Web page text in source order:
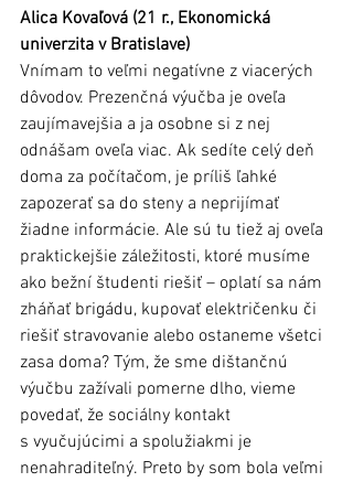
Alica Kovaľová (21 r., Ekonomická
univerzita v Bratislave)
Vnímam to veľmi negatívne z viacerých
dôvodov. Prezenčná výučba je oveľa
zaujímavejšia a ja osobne si z nej
odnášam oveľa viac. Ak sedíte celý deň
doma za počítačom, je príliš ľahké
zapozerať sa do steny a neprijímať
žiadne informácie. Ale sú tu tiež aj oveľa
praktickejšie záležitosti, ktoré musíme
ako bežní študenti riešiť – oplatí sa nám
zháňať brigádu, kupovať električenku či
riešiť stravovanie alebo ostaneme všetci
zasa doma? Tým, že sme dištančnú
výučbu zažívali pomerne dlho, vieme
povedať, že sociálny kontakt
s vyučujúcimi a spolužiakmi je
nenahraditeľný. Preto by som bola veľmi